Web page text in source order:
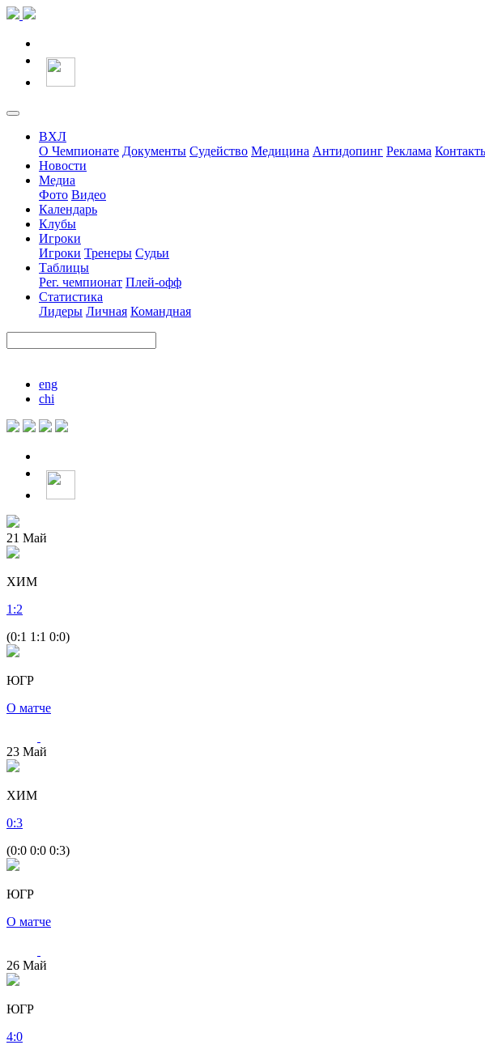
ВХЛ
О Чемпионате Документы Судейство Медицина Антидопинг Реклама
Новости
Медиа
Фото Видео
Календарь
Клубы
Игроки
Игроки Тренеры Судьи
Таблицы
Рег. чемпионат Плей-офф
Статистика
Лидеры Личная Командная
eng
chi
21 Май
ХИМ
1 :2
(0:1 1:1 0:0)
ЮГР
О матче
23 Май
ХИМ
0:3
(0:0 0:0 0:3)
ЮГР
О матче
26 Май
ЮГР
4:0